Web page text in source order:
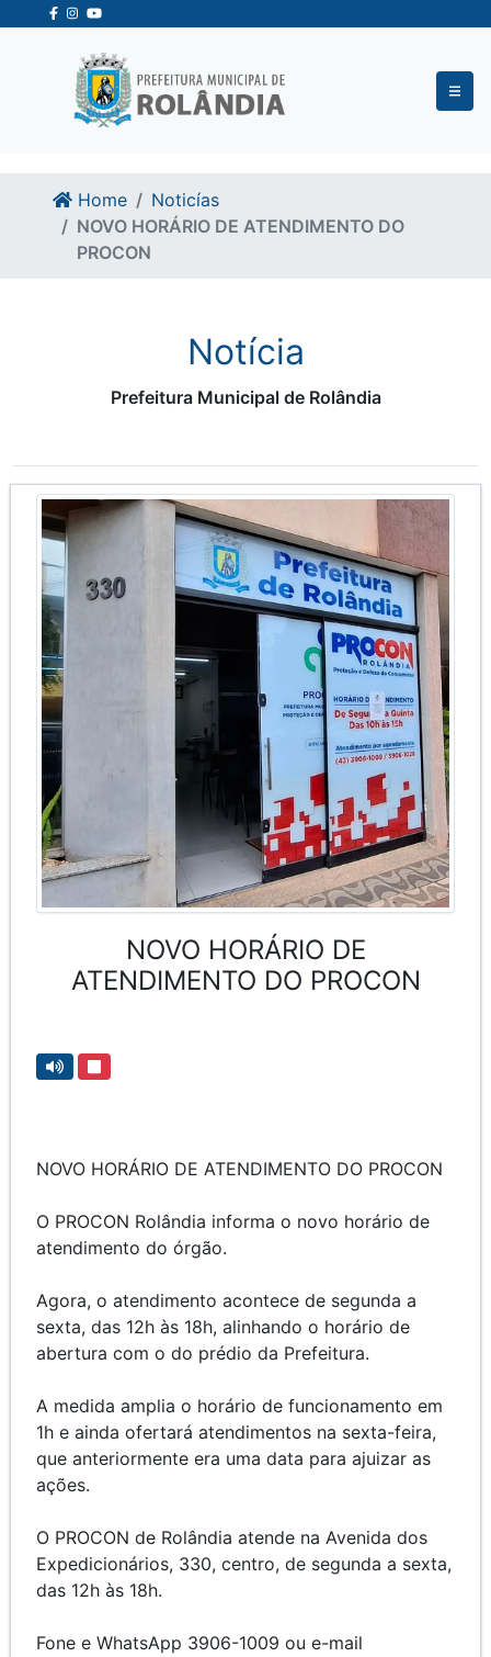
Ir para o conteudo
Ir para o fim do conteudo
Home
Noticías
NOVO HORÁRIO DE ATENDIMENTO DO
PROCON
Notícia
Prefeitura Municipal de Rolândia
NOVO HORÁRIO DE
ATENDIMENTO DO PROCON
NOVO HORÁRIO DE ATENDIMENTO DO PROCON
O PROCON Rolândia informa o novo horário de
atendimento do órgão.
Agora, o atendimento acontece de segunda a
sexta, das 12h às 18h, alinhando o horário de
abertura com o do prédio da Prefeitura.
A medida amplia o horário de funcionamento em
1h e ainda ofertará atendimentos na sexta-feira,
que anteriormente era uma data para ajuizar as
ações.
O PROCON de Rolândia atende na Avenida dos
Expedicionários, 330, centro, de segunda a sexta,
das 12h às 18h.
Fone e WhatsApp 3906-1009 ou e-mail